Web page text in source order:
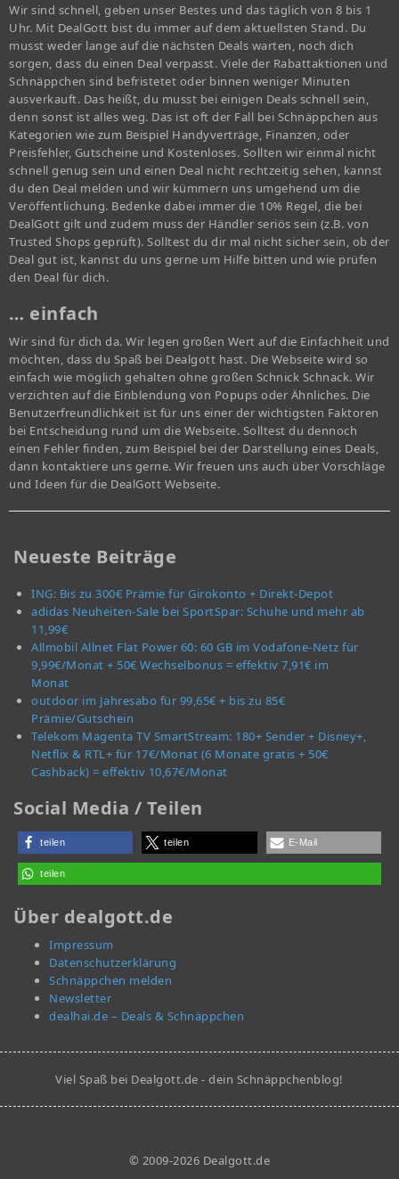
Wir sind schnell, geben unser Bestes und das täglich von 8 bis 1
Uhr. Mit DealGott bist du immer auf dem aktuellsten Stand. Du
musst weder lange auf die nächsten Deals warten, noch dich
sorgen, dass du einen Deal verpasst. Viele der Rabattaktionen und
Schnäppchen sind befristetet oder binnen weniger Minuten
ausverkauft. Das heißt, du musst bei einigen Deals schnell sein,
denn sonst ist alles weg. Das ist oft der Fall bei Schnäppchen aus
Kategorien wie zum Beispiel Handyverträge, Finanzen, oder
Preisfehler, Gutscheine und Kostenloses. Sollten wir einmal nicht
schnell genug sein und einen Deal nicht rechtzeitig sehen, kannst
du den Deal melden und wir kümmern uns umgehend um die
Veröffentlichung. Bedenke dabei immer die 10% Regel, die bei
DealGott gilt und zudem muss der Händler seriös sein (z.B. von
Trusted Shops geprüft). Solltest du dir mal nicht sicher sein, ob der
Deal gut ist, kannst du uns gerne um Hilfe bitten und wie prüfen
den Deal für dich.
… einfach
Wir sind für dich da. Wir legen großen Wert auf die Einfachheit und
möchten, dass du Spaß bei Dealgott hast. Die Webseite wird so
einfach wie möglich gehalten ohne großen Schnick Schnack. Wir
verzichten auf die Einblendung von Popups oder Ähnliches. Die
Benutzerfreundlichkeit ist für uns einer der wichtigsten Faktoren
bei Entscheidung rund um die Webseite. Solltest du dennoch
einen Fehler finden, zum Beispiel bei der Darstellung eines Deals,
dann kontaktiere uns gerne. Wir freuen uns auch über Vorschläge
und Ideen für die DealGott Webseite.
Neueste Beiträge
ING: Bis zu 300€ Prämie für Girokonto + Direkt-Depot
adidas Neuheiten-Sale bei SportSpar: Schuhe und mehr ab
11,99€
Allmobil Allnet Flat Power 60: 60 GB im Vodafone-Netz für
9,99€/Monat + 50€ Wechselbonus = effektiv 7,91€ im
Monat
outdoor im Jahresabo für 99,65€ + bis zu 85€
Prämie/Gutschein
Telekom Magenta TV SmartStream: 180+ Sender + Disney+,
Netflix & RTL+ für 17€/Monat (6 Monate gratis + 50€
Cashback) = effektiv 10,67€/Monat
Social Media / Teilen
teilen teilen E-Mail
teilen
Über dealgott.de
Impressum
Datenschutzerklärung
Schnäppchen melden
Newsletter
dealhai.de – Deals & Schnäppchen
Viel Spaß bei Dealgott.de - dein Schnäppchenblog!
© 2009-2026 Dealgott.de